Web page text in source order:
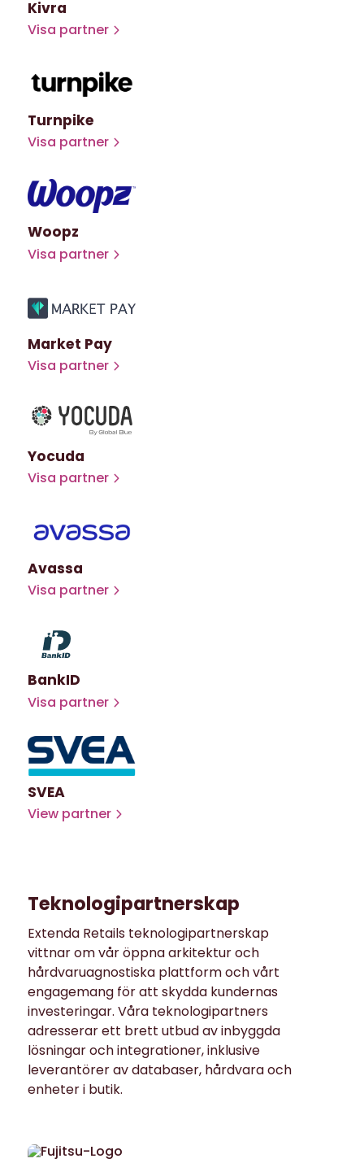
Kivra
Visa partner
Turnpike
Visa partner
Woopz
Visa partner
Market Pay
Visa partner
Yocuda
Visa partner
Avassa
Visa partner
BankID
Visa partner
SVEA
View partner
Teknologipartnerskap
Extenda Retails teknologipartnerskap
vittnar om vår öppna arkitektur och
hårdvaruagnostiska plattform och vårt
engagemang för att skydda kundernas
investeringar. Våra teknologipartners
adresserar ett brett utbud av inbyggda
lösningar och integrationer, inklusive
leverantörer av databaser, hårdvara och
enheter i butik.